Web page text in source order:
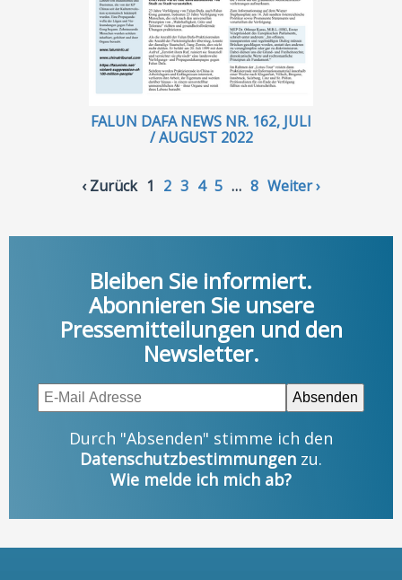
FALUN DAFA NEWS NR. 162, JULI
/ AUGUST 2022
‹ Zurück 1 2 3 4 5 … 8 Weiter ›
Bleiben Sie informiert.
Abonnieren Sie unsere
Pressemitteilungen und den
Newsletter.
Durch "Absenden" stimme ich den
Datenschutzbestimmungen zu.
Wie melde ich mich ab?